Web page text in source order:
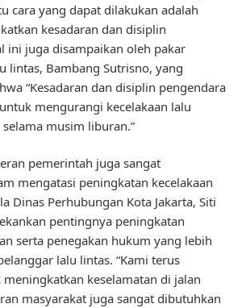
cara yang dapat dilakukan adalah
kesadaran dan disiplin
ini juga disampaikan oleh pakar
lintas, Bambang Sutrisno, yang
“Kesadaran dan disiplin pengendara
mengurangi kecelakaan lalu
musim liburan.”
pemerintah juga sangat
mengatasi peningkatan kecelakaan
Dinas Perhubungan Kota Jakarta, Siti
pentingnya peningkatan
serta penegakan hukum yang lebih
lalu lintas. “Kami terus
keselamatan di jalan
masyarakat juga sangat dibutuhkan